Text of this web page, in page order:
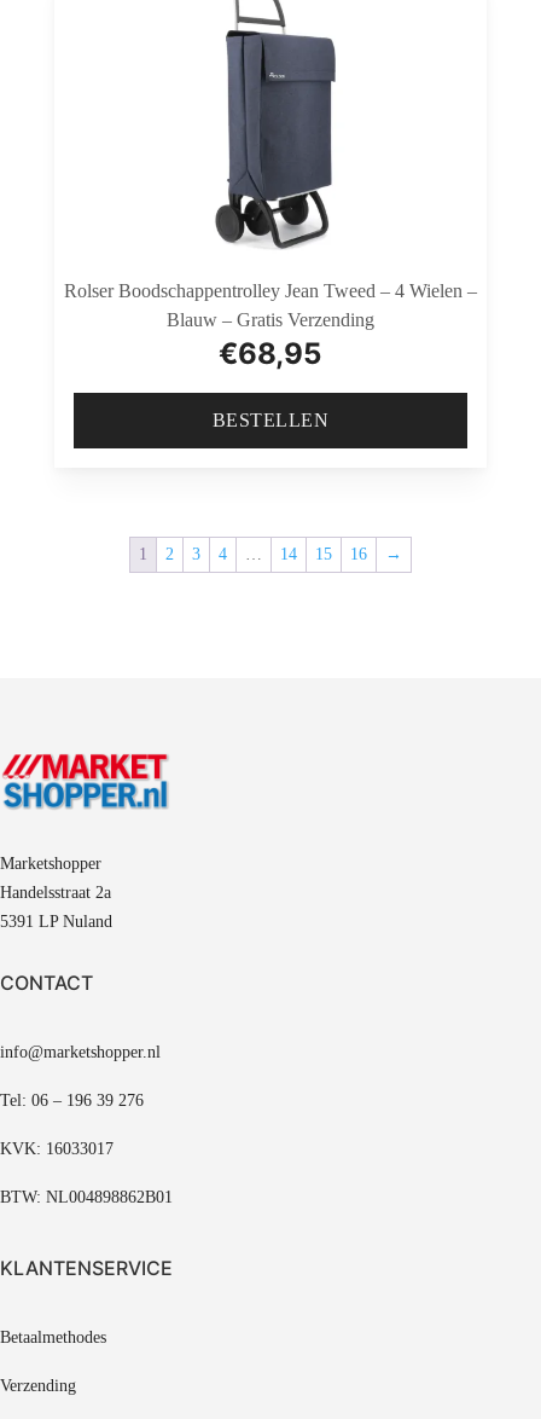
Rolser Boodschappentrolley Jean Tweed – 4 Wielen –
Blauw – Gratis Verzending
€68,95
BESTELLEN
1 2 3 4 14 15 16 →
Marketshopper
Handelsstraat 2a
5391 LP Nuland
CONTACT
info@marketshopper.nl
Tel: 06 – 196 39 276
KVK: 16033017
BTW: NL004898862B01
KLANTENSERVICE
Betaalmethodes
Verzending